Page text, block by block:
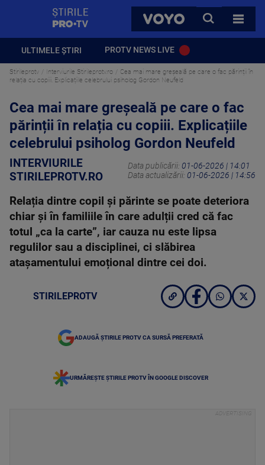
VOYO
CAUTA
TOATE
ULTIMELE ȘTIRI PROTV NEWS LIVE
Stirileprotv Interviurile Stirileprotv.ro
Cea mai mare greșeală pe care o fac părinții în
relația cu copiii. Explicațiile celebrului psiholog Gordon Neufeld
Cea mai mare greșeală pe care o fac
părinții în relația cu copiii. Explicațiile
celebrului psiholog Gordon Neufeld
INTERVIURILE
STIRILEPROTV.RO
Data publicării: 01-06-2026 | 14:01
Data actualizării: 01-06-2026 | 14:56
Relația dintre copil și părinte se poate deteriora
chiar și în familiile în care adulții cred că fac
totul „ca la carte”, iar cauza nu este lipsa
regulilor sau a disciplinei, ci slăbirea
atașamentului emoțional dintre cei doi.
STIRILEPROTV
ADAUGĂ ȘTIRILE PROTV CA SURSĂ PREFERATĂ
URMĂREȘTE ȘTIRILE PROTV ÎN GOOGLE DISCOVER